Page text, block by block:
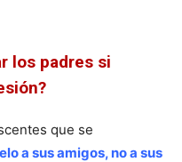
los padres si
que se
a sus amigos, no a sus